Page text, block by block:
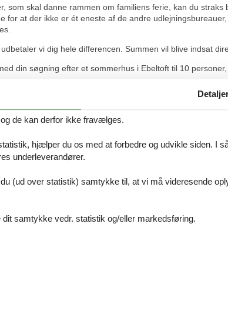
som skal danne rammen om familiens ferie, kan du
at der ikke er ét eneste af de andre
vi dig hele differencen. Summen vil blive indsat
din søgning efter et sommerhus i Ebeltoft til 10
der stadig havde plads i sidste øjeblik :o)
mange gange. 1. gang levede det ikke helt op til
ophold GRATIS. FANTASTISK service. Kan kun anbefales.
feriebolig igennem Jer :-) SUPER SUPER
de kan derfor ikke fravælges.
hjælper du os med at forbedre og udvikle siden. I
underleverandører.
(ud over statistik) samtykke til, at vi må videresende
samtykke vedr. statistik og/eller markedsføring.